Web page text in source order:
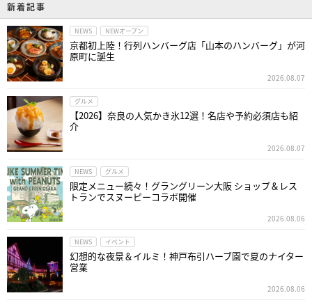
新着記事
NEWS NEWオープン
京都初上陸！行列ハンバーグ店「山本のハンバーグ」が河
原町に誕生
2026.08.07
グルメ
【2026】奈良の人気かき氷12選！名店や予約必須店も紹
介
2026.08.07
NEWS グルメ
限定メニュー続々！グラングリーン大阪 ショップ＆レス
トランでスヌーピーコラボ開催
2026.08.06
NEWS イベント
幻想的な夜景＆イルミ！神戸布引ハーブ園で夏のナイター
営業
2026.08.06